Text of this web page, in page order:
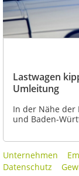
Lastwagen
Umleitung
In der Nähe der
und Baden-
Unternehmen
Datenschutz